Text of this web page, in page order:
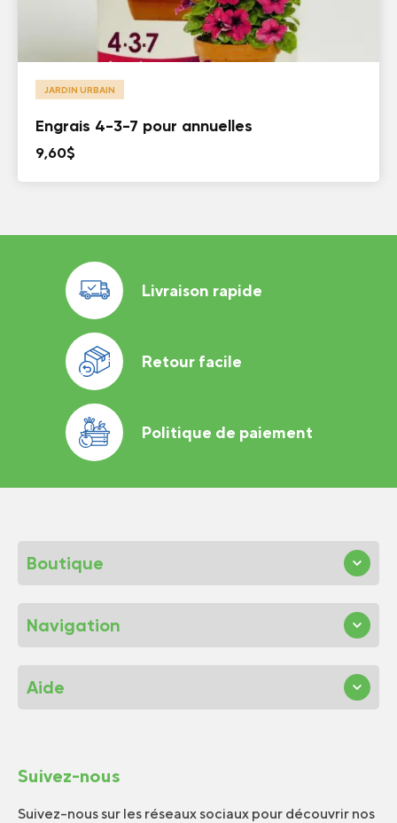
JARDIN URBAIN
Engrais 4-3-7 pour annuelles
9,60$
Livraison rapide
Retour facile
Politique de paiement
Boutique
Navigation
Aide
Suivez-nous
Suivez-nous sur les réseaux sociaux pour découvrir nos